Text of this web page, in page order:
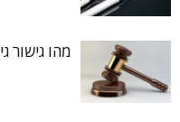
מהו גישור